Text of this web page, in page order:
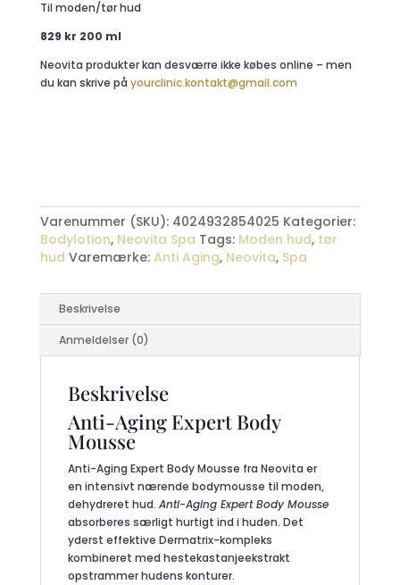
Til moden/tør hud
829 kr 200 ml
Neovita produkter kan desværre ikke købes online – men
du kan skrive på yourclinic.kontakt@gmail.com
Varenummer (SKU): 4024932854025 Kategorier:
Bodylotion, Neovita Spa Tags: Moden hud, tør
hud Varemærke: Anti Aging, Neovita, Spa
Beskrivelse
Anmeldelser (0)
Beskrivelse
Anti-Aging Expert Body
Mousse
Anti-Aging Expert Body Mousse fra Neovita er
en intensivt nærende bodymousse til moden,
dehydreret hud. Anti-Aging Expert Body Mousse
absorberes særligt hurtigt ind i huden. Det
yderst effektive Dermatrix-kompleks
kombineret med hestekastanjeekstrakt
opstrammer hudens konturer.